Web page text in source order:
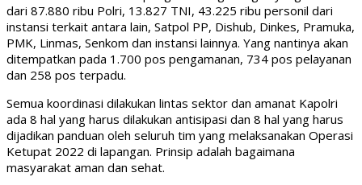
dari 87.880 ribu Polri, 13.827 TNI, 43.225 ribu personil dari
instansi terkait antara lain, Satpol PP, Dishub, Dinkes, Pramuka,
PMK, Linmas, Senkom dan instansi lainnya. Yang nantinya akan
ditempatkan pada 1.700 pos pengamanan, 734 pos pelayanan
dan 258 pos terpadu.
Semua koordinasi dilakukan lintas sektor dan amanat Kapolri
ada 8 hal yang harus dilakukan antisipasi dan 8 hal yang harus
dijadikan panduan oleh seluruh tim yang melaksanakan Operasi
Ketupat 2022 di lapangan. Prinsip adalah bagaimana
masyarakat aman dan sehat.